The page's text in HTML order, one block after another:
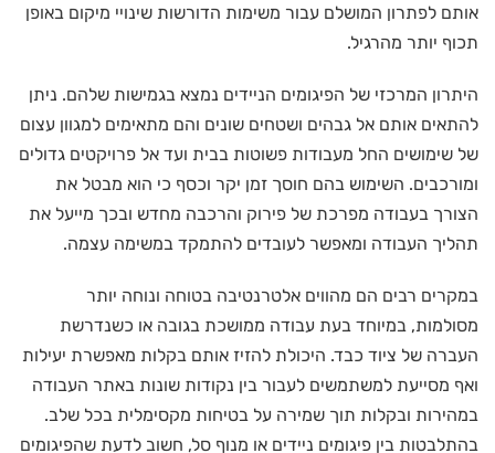
אותם לפתרון המושלם עבור משימות הדורשות שינויי מיקום באופן
תכוף יותר מהרגיל.
היתרון המרכזי של הפיגומים הניידים נמצא בגמישות שלהם. ניתן
להתאים אותם אל גבהים ושטחים שונים והם מתאימים למגוון עצום
של שימושים החל מעבודות פשוטות בבית ועד אל פרויקטים גדולים
ומורכבים. השימוש בהם חוסך זמן יקר וכסף כי הוא מבטל את
הצורך בעבודה מפרכת של פירוק והרכבה מחדש ובכך מייעל את
תהליך העבודה ומאפשר לעובדים להתמקד במשימה עצמה.
במקרים רבים הם מהווים אלטרנטיבה בטוחה ונוחה יותר
מסולמות, במיוחד בעת עבודה ממושכת בגובה או כשנדרשת
העברה של ציוד כבד. היכולת להזיז אותם בקלות מאפשרת יעילות
ואף מסייעת למשתמשים לעבור בין נקודות שונות באתר העבודה
במהירות ובקלות תוך שמירה על בטיחות מקסימלית בכל שלב.
בהתלבטות בין פיגומים ניידים או מנוף סל, חשוב לדעת שהפיגומים